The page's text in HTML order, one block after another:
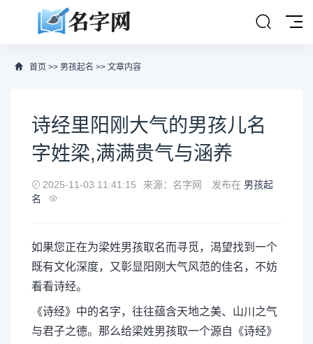
首页 >> 男孩起名 >> 文章内容
诗经里阳刚大气的男孩儿名
字姓梁,满满贵气与涵养
2025-11-03 11:41:15 来源：名字网 发布在 男孩起
名
如果您正在为梁姓男孩取名而寻觅，渴望找到一个
既有文化深度，又彰显阳刚大气风范的佳名，不妨
看看诗经。
《诗经》中的名字，往往蕴含天地之美、山川之气
与君子之德。那么给梁姓男孩取一个源自《诗经》